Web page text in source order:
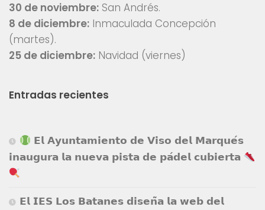
30 de noviembre: San Andrés.
8 de diciembre: Inmaculada Concepción
(martes).
25 de diciembre: Navidad (viernes)
Entradas recientes
𝗘𝗹 𝗔𝘆𝘂𝗻𝘁𝗮𝗺𝗶𝗲𝗻𝘁𝗼 𝗱𝗲 𝗩𝗶𝘀𝗼 𝗱𝗲𝗹 𝗠𝗮𝗿𝗾𝘂𝗲́𝘀
𝗶𝗻𝗮𝘂𝗴𝘂𝗿𝗮 𝗹𝗮 𝗻𝘂𝗲𝘃𝗮 𝗽𝗶𝘀𝘁𝗮 𝗱𝗲 𝗽𝗮́𝗱𝗲𝗹 𝗰𝘂𝗯𝗶𝗲𝗿𝘁𝗮
𝗘𝗹 𝗜𝗘𝗦 𝗟𝗼𝘀 𝗕𝗮𝘁𝗮𝗻𝗲𝘀 𝗱𝗶𝘀𝗲𝗻̃𝗮 𝗹𝗮 𝘄𝗲𝗯 𝗱𝗲𝗹